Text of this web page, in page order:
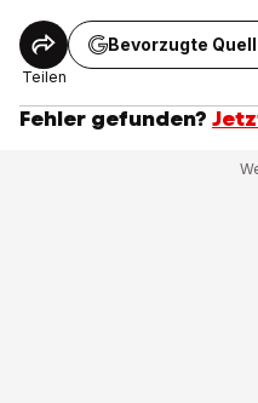
Teilen
Bevorzugte
Fehler gefunden?